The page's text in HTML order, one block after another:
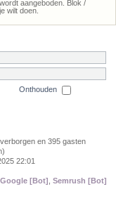
aangeboden. Blok /
wilt doen.
Onthouden
en 395 gasten
22:01
Google [Bot] Semrush [Bot]